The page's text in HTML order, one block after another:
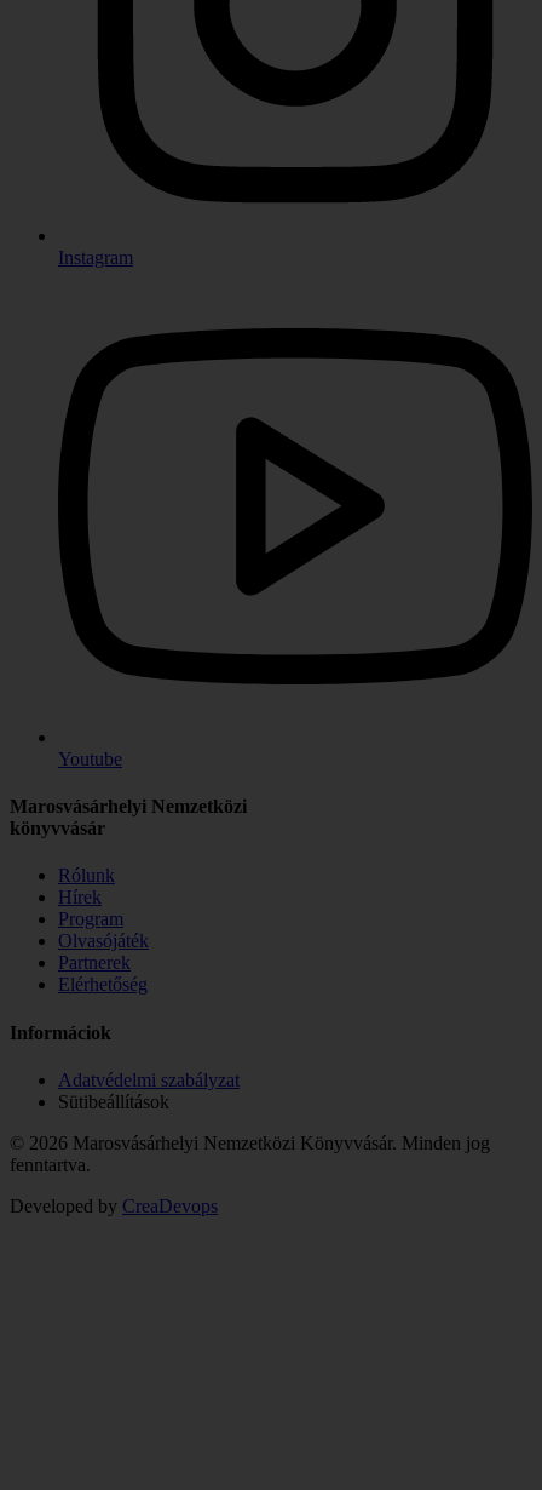
Instagram
Youtube
Marosvásárhelyi Nemzetközi
könyvvásár
Rólunk
Hírek
Program
Olvasójáték
Partnerek
Elérhetőség
Informáciok
Adatvédelmi szabályzat
Sütibeállítások
© 2026 Marosvásárhelyi Nemzetközi Könyvvásár. Minden jog
fenntartva.
Developed by CreaDevops